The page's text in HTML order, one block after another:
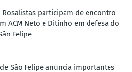
Rosalistas participam de encontro
ACM Neto e Ditinho em defesa do
Felipe
São Felipe anuncia importantes